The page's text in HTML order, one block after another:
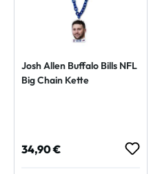
Josh Allen Buffalo Bills NFL
Big Chain Kette
Regulärer Preis:
34,90 €